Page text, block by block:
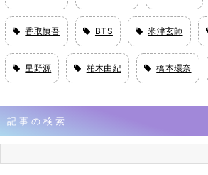
香取慎吾 BTS 米津玄師
星野源 柏木由紀 橋本環奈
記事の検索